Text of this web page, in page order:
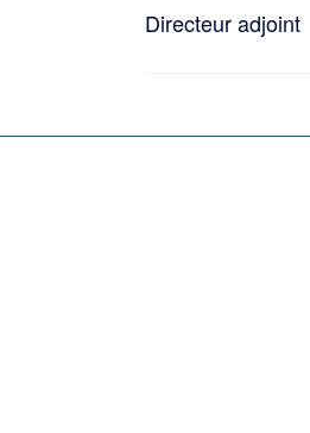
Directeur adjoint